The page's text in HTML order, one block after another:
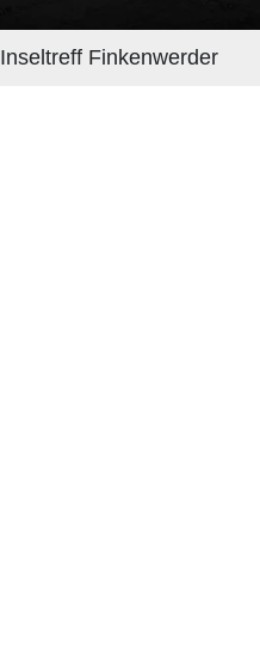
Inseltreff Finkenwerder